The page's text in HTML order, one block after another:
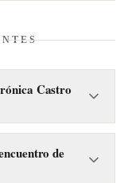
Castro
y Juan Ferrara se
la Ciudad de
de